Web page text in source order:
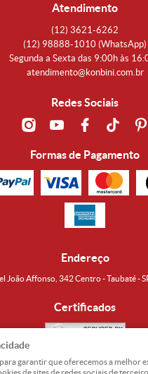
Atendimento
(12) 3621-6262
(12) 98888-1010 (WhatsApp)
Segunda a Sexta das 9:00h às
atendimento@konbini.com.br
Redes Sociais
Formas de Pagamento
Endereço
João Affonso, 342 Centro - Taubaté -
Certificados
Produtos Orientais LTDA CNPJ:
garantir que oferecemos a melhor